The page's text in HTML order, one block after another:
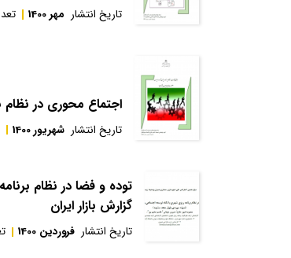
تاریخ انتشار مهر 1400
اجتماع محوری در نظام
تاریخ انتشار شهریور 1400
توده و فضا در نظام
گزارش بازار ایران
تاریخ انتشار فروردین 1400